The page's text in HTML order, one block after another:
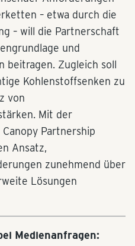
– etwa durch die
– will die Partnerschaft
und
beitragen. Zugleich soll
Kohlenstoffsenken zu
von
Mit der
Partnership
Ansatz,
zunehmend über
Lösungen
Medienanfragen: